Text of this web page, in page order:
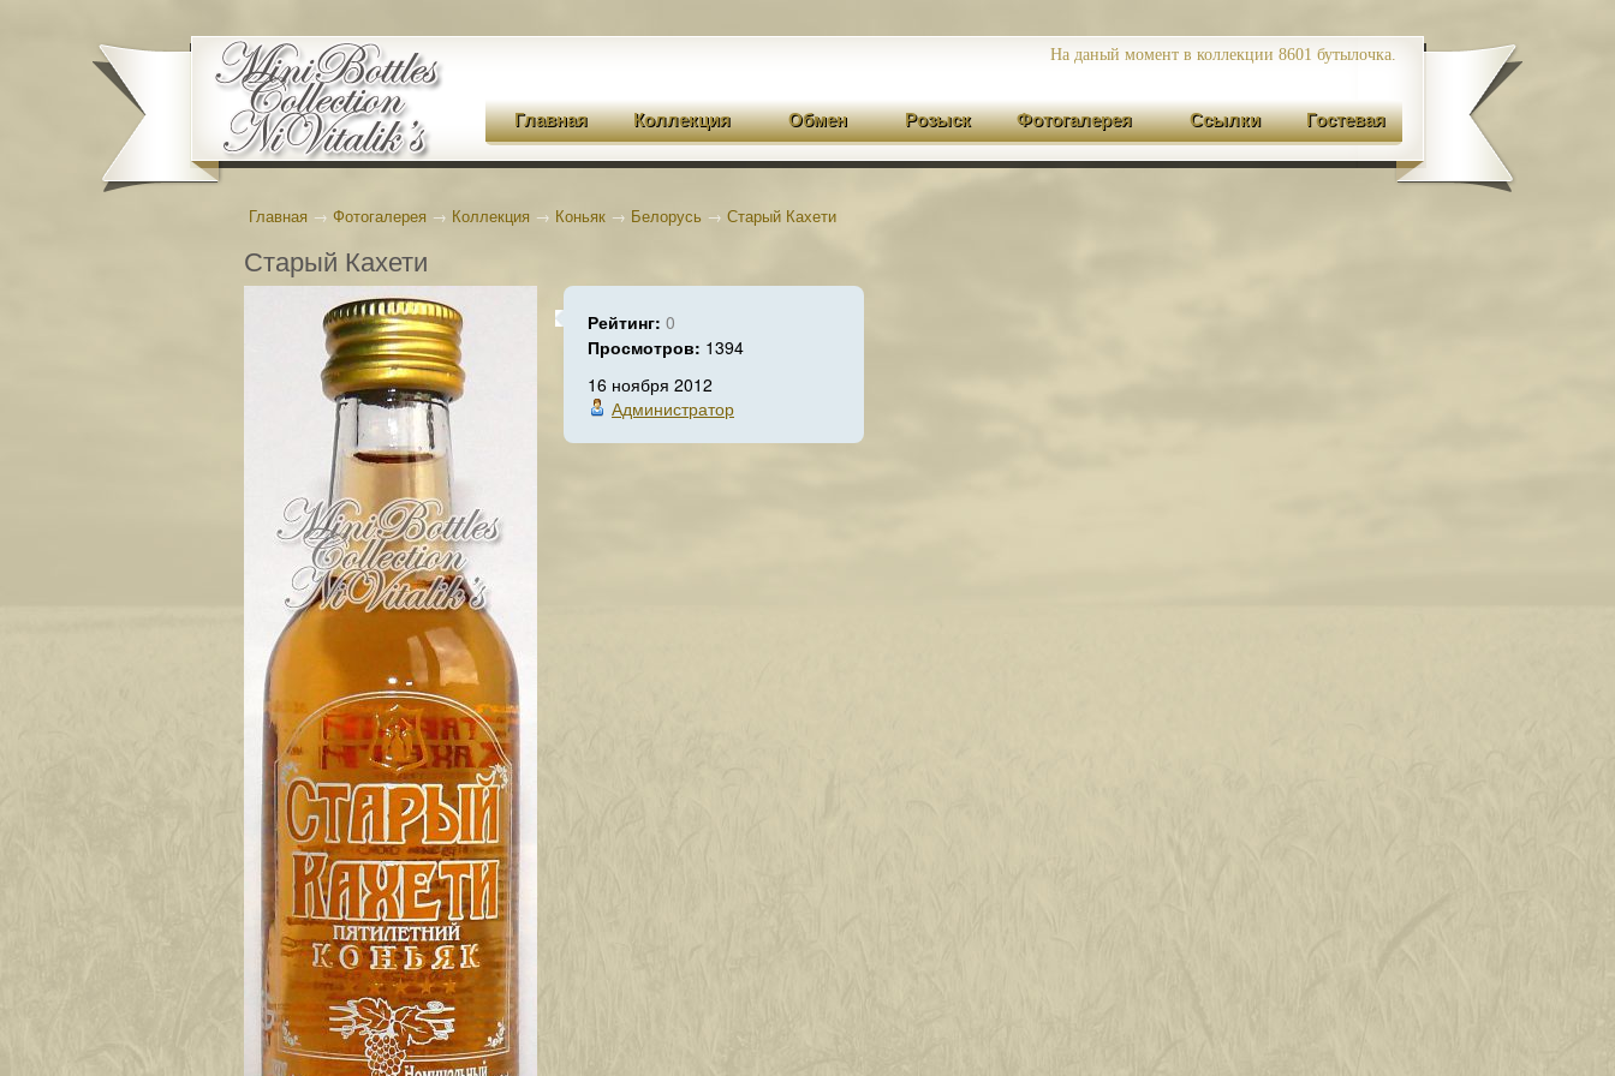
На даный момент в коллекции 8601 бутылочка.
Главная Коллекция Обмен Розыск Фотогалерея Ссылки Гостевая
Главная → Фотогалерея → Коллекция → Коньяк → Белорусь → Старый Кахети
Старый Кахети
Рейтинг: 0
Просмотров: 1394
16 ноября 2012
Администратор